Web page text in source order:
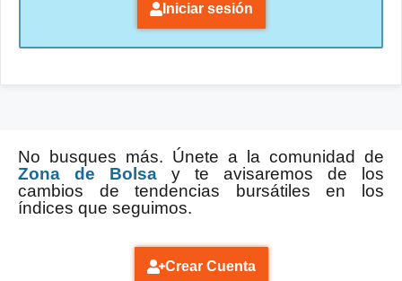
Iniciar sesión
No busques más. Únete a la comunidad de
Zona de Bolsa y te avisaremos de los
cambios de tendencias bursátiles en los
índices que seguimos.
Crear Cuenta